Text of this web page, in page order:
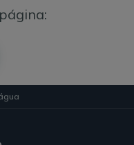
a deitar 15 litros por
de
consome
no lava-loiças
também ser